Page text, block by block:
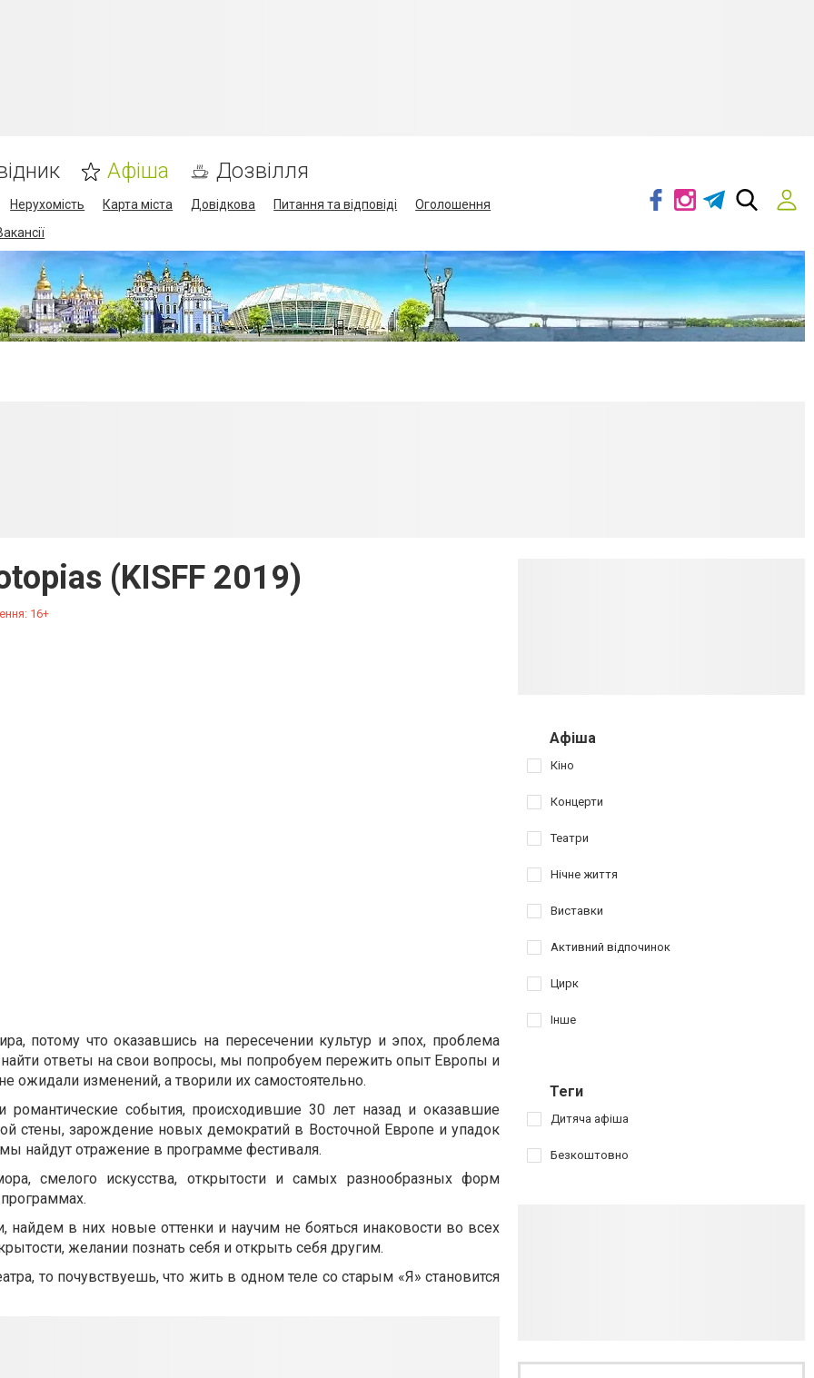
Афіша Дозвілля
Нерухомість Карта міста Довідкова Питання та відповіді
Оголошення
(KISFF 2019)
16+
потому что оказавшись на пересечении культур и эпох, проблема
найти ответы на свои вопросы, мы попробуем пережить опыт Европы и
ожидали изменений, а творили их самостоятельно.
события, происходившие 30 лет назад и оказавшие
стены, зарождение новых демократий в Восточной Европе и упадок
найдут отражение в программе фестиваля.
смелого искусства, открытости и самых разнообразных форм
в них новые оттенки и научим не бояться инаковости во всех
желании познать себя и открыть себя другим.
то почувствуешь, что жить в одном теле со старым «Я» становится
Афіша
Кіно
Концерти
Театри
Нічне життя
Виставки
Активний відпочинок
Цирк
Інше
Теги
Дитяча афіша
Безкоштовно